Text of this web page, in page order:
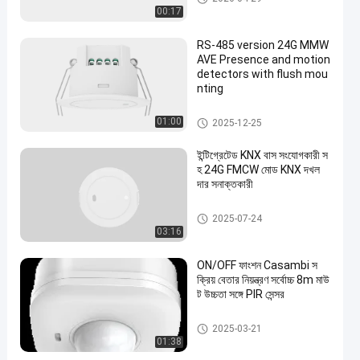
00:17
01:00
RS-485 version 24G MMW
AVE Presence and motion
detectors with flush mou
nting
উপস্থিতি ডিটেক্টর সেন্সর
2025-12-25
03:16
ইন্টিগ্রেটেড KNX বাস সংযোগকারী স
হ 24G FMCW মোড KNX দখল
দার সনাক্তকারী
উপস্থিতি ডিটেক্টর সেন্সর
2025-07-24
01:38
ON/OFF ফাংশন Casambi স
ক্রিয় বেতার নিয়ন্ত্রণ সর্বোচ্চ 8m মাউ
ন্ট উচ্চতা সঙ্গে PIR সেন্সর
উপস্থিতি ডিটেক্টর সেন্সর
2025-03-21